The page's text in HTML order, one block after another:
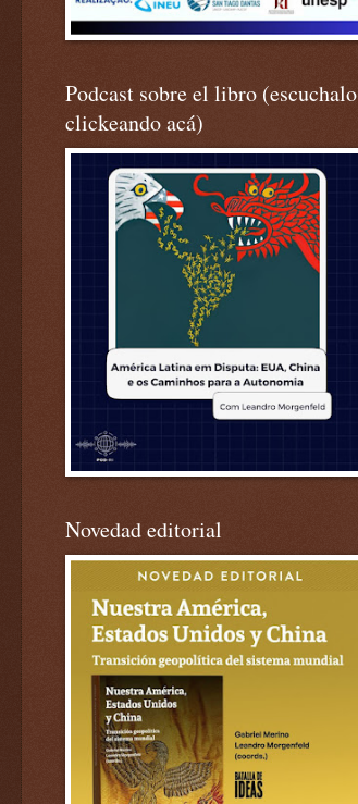
Podcast sobre el libro (escuchalo
clickeando acá)
Novedad editorial